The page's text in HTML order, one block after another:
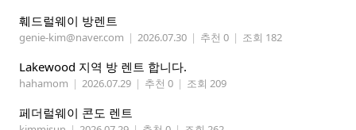
훼드럴웨이 방렌트
genie-kim@naver.com | 2026.07.30 | 추천 0 | 조회 182
Lakewood 지역 방 렌트 합니다.
hahamom | 2026.07.29 | 추천 0 | 조회 209
페더럴웨이 콘도 렌트